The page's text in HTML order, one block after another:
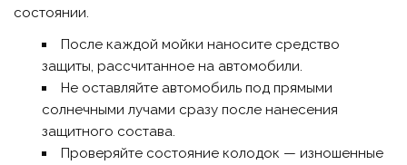
состоянии.
После каждой мойки наносите средство
защиты, рассчитанное на автомобили.
Не оставляйте автомобиль под прямыми
солнечными лучами сразу после нанесения
защитного состава.
Проверяйте состояние колодок — изношенные